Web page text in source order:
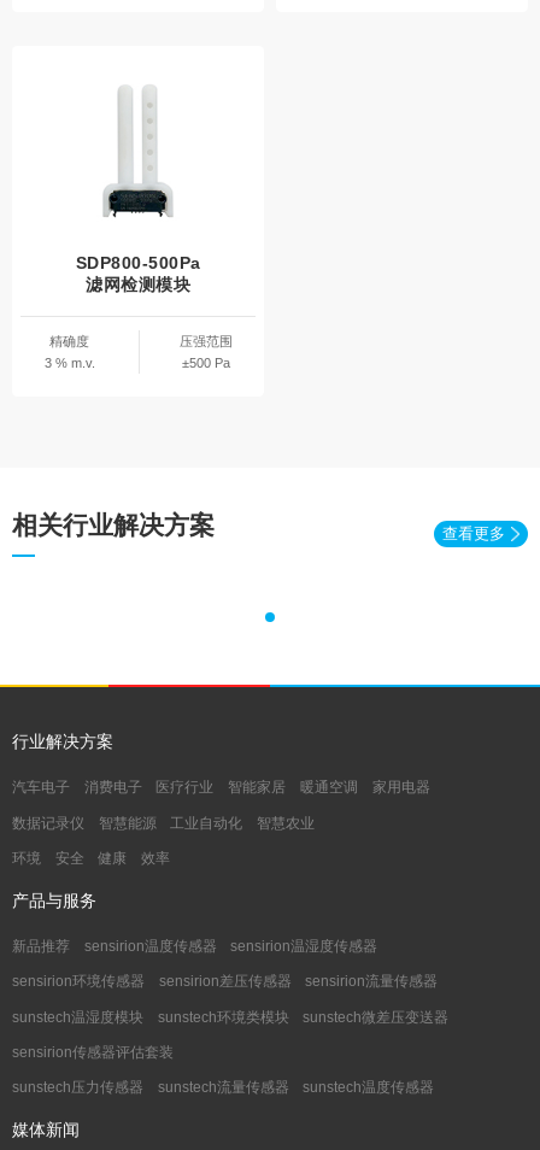
SDP800-500Pa
滤网检测模块
精确度
3 % m.v.
压强范围
±500 Pa
相关行业解决方案 查看更多
行业解决方案
汽车电子 消费电子 医疗行业 智能家居 暖通空调 家用电器
数据记录仪 智慧能源 工业自动化 智慧农业
环境 安全 健康 效率
产品与服务
新品推荐 sensirion温度传感器 sensirion温湿度传感器
sensirion环境传感器 sensirion差压传感器 sensirion流量传感器
sunstech温湿度模块 sunstech环境类模块 sunstech微差压变送器
sensirion传感器评估套装
sunstech压力传感器 sunstech流量传感器 sunstech温度传感器
媒体新闻